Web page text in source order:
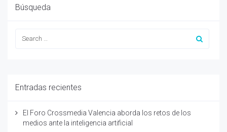
Búsqueda
Entradas recientes
El Foro Crossmedia Valencia aborda los retos de los
medios ante la inteligencia artificial